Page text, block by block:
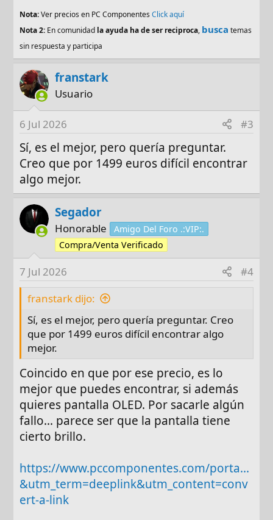
No necesito la bestia parda del mercado,
pero sí que no vaya justo
Pantalla de calidad
Presupuesto orientativo: 1500 (2000 solo si
merece mucho la pena) €
¿Merece la pena priorizar más núcleos/hilos
en el CPU o más VRAM en la GPU para este
uso?
¿Intel o AMD para este tipo de carga de
trabajo?
¿i7 o i9, Core 7/9? (o equivalentes Ryzen)
¿Nvidia o AMD en gráfica, teniendo en
cuenta la aceleración por hardware en
edición (NVENC vs alternativas)
Acabo ver estas ofertas de hoy.
https://www.pccomponentes.com/porta...-14
700hx-32gb-1tb-ssd-rtx-5070-8gb-oled-negro
https://www.pccomponentes.com/porta...d-
intel-core-i7-14700hx-32gb-1tb-ssd-rtx-5060
https://www.pccomponentes.com/porta...0-
32gb-1tb-ssd-rtx-5060-sin-sistema-operativo
https://www.pccomponentes.com/porta...s-
16-amd-ryzen-9-8940hx-32gb-1tb-ssd-rtx-
5060
Nota:Ver precios en PC ComponentesClick aquí
Nota 2: En comunidad la ayuda ha de ser reciproca, busca temas
sin respuesta y participa
franstark
Usuario
6 Jul 2026 #3
Sí, es el mejor, pero quería preguntar.
Creo que por 1499 euros difícil encontrar
algo mejor.
Segador
Honorable
Amigo Del Foro .:VIP:.
Compra/Venta Verificado
7 Jul 2026
#4
franstark dijo:
Sí, es el mejor, pero quería preguntar. Creo
que por 1499 euros difícil encontrar algo
mejor.
Coincido en que por ese precio, es lo
mejor que puedes encontrar, si además
quieres pantalla OLED. Por sacarle algún
fallo... parece ser que la pantalla tiene
cierto brillo.
https://www.pccomponentes.com/porta...
&utm_term=deeplink&utm_content=conv
ert-a-link